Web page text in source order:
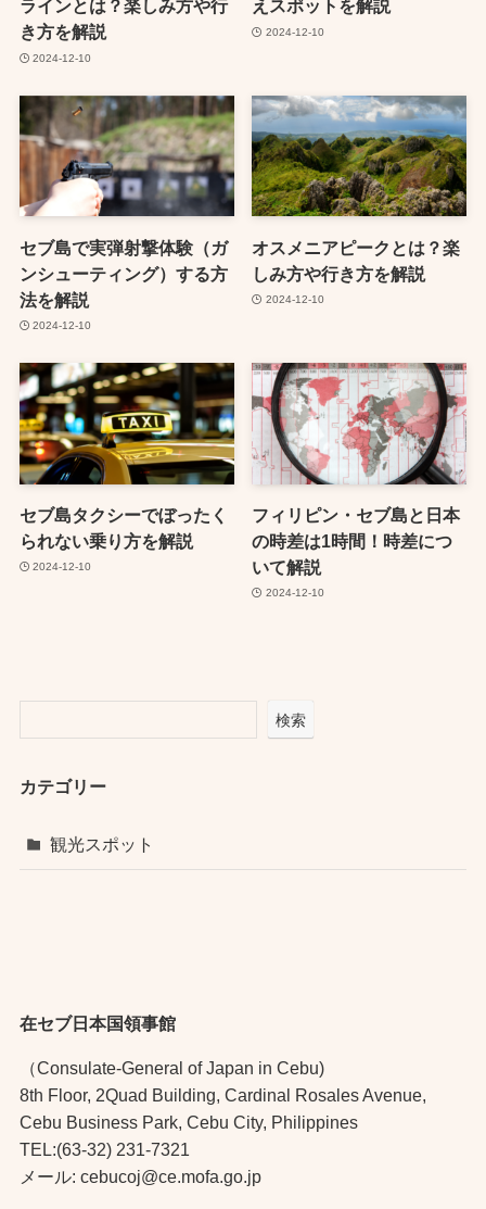
ラインとは？楽しみ方や行
き方を解説
2024-12-10
えスポットを解説
2024-12-10
セブ島で実弾射撃体験（ガ
ンシューティング）する方
法を解説
2024-12-10
オスメニアピークとは？楽
しみ方や行き方を解説
2024-12-10
セブ島タクシーでぼったく
られない乗り方を解説
2024-12-10
フィリピン・セブ島と日本
の時差は1時間！時差につ
いて解説
2024-12-10
検索
カテゴリー
観光スポット
在セブ日本国領事館
（Consulate-General of Japan in Cebu)
8th Floor, 2Quad Building, Cardinal Rosales Avenue,
Cebu Business Park, Cebu City, Philippines
TEL:(63-32) 231-7321
メール: cebucoj@ce.mofa.go.jp